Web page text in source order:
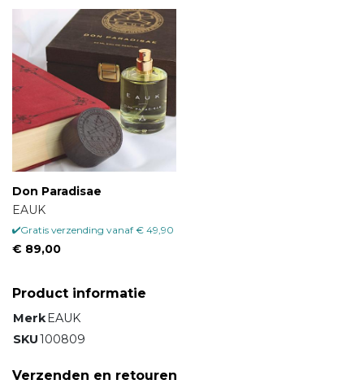
Don Paradisae
EAUK
Gratis verzending vanaf € 49,90
€ 89,00
Product informatie
MerkEAUK
SKU100809
Verzenden en retouren